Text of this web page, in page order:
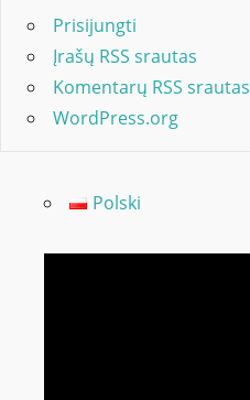
Prisijungti
Įrašų RSS srautas
Komentarų RSS srautas
WordPress.org
Polski